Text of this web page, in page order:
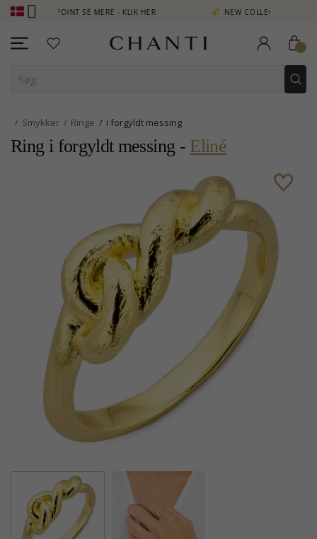
POINT SE MERE - KLIK HER NEW COLLECTION | AURA
Smykker Ringe I forgyldt messing
Ring i forgyldt messing - Eliné